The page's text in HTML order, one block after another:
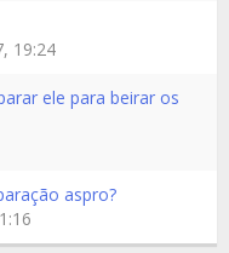
19:24
ele para beirar os
aspro?